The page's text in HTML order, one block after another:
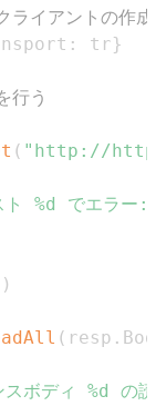
イアントの作成
: tr}
行う
( "http://
ト %d でエラ
)
( resp .
スボディ %d の